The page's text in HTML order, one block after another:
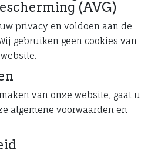
(AVG)
privacy en voldoen aan de
gebruiken geen cookies van
van onze website, gaat u
algemene voorwaarden en